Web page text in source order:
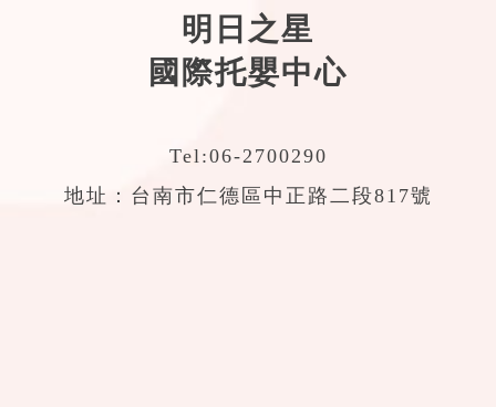
明日之星
國際托嬰中心
Tel:06-2700290
地址：台南市仁德區中正路二段817號